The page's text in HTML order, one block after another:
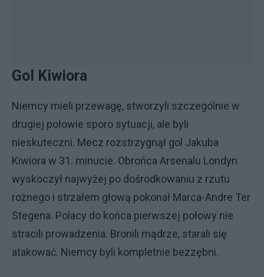
Gol Kiwiora
Niemcy mieli przewagę, stworzyli szczególnie w
drugiej połowie sporo sytuacji, ale byli
nieskuteczni. Mecz rozstrzygnął gol Jakuba
Kiwiora w 31. minucie. Obrońca Arsenalu Londyn
wyskoczył najwyżej po dośrodkowaniu z rzutu
rożnego i strzałem głową pokonał Marca-Andre Ter
Stegena. Polacy do końca pierwszej połowy nie
stracili prowadzenia. Bronili mądrze, starali się
atakować. Niemcy byli kompletnie bezzębni.